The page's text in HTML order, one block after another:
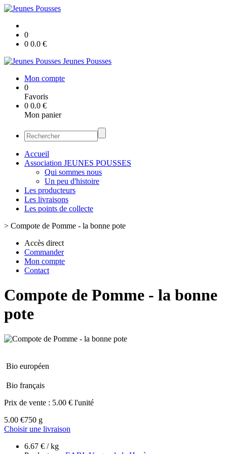
0
0 0.0 €
Jeunes Pousses
Mon compte
0
Favoris
0 0.0 €
Mon panier
Accueil
Association JEUNES POUSSES
Qui sommes nous
Un peu d'histoire
Les producteurs
Les livraisons
Les points de collecte
> Compote de Pomme - la bonne pote
Accès direct
Commander
Mon compte
Contact
Compote de Pomme - la bonne
pote
Bio européen
Bio français
Prix de vente : 5.00 € l'unité
5.00 €750 g
Choisir une livraison
6.67 € / kg